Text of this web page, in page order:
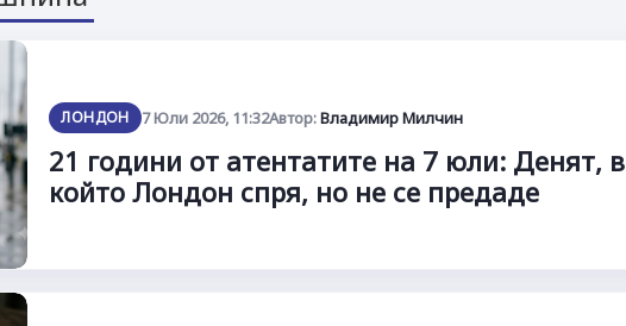
ЛОНДОН 7 Юли 2026, 11:32Автор:Владимир Милчин
21 години от атентатите на 7 юли: Денят, в
който Лондон спря, но не се предаде